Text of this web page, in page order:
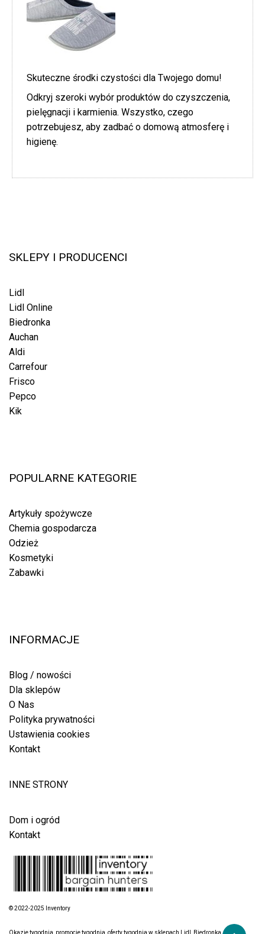
Skuteczne środki czystości dla Twojego domu!
Odkryj szeroki wybór produktów do czyszczenia,
pielęgnacji i karmienia. Wszystko, czego
potrzebujesz, aby zadbać o domową atmosferę i
higienę.
SKLEPY I PRODUCENCI
Lidl
Lidl Online
Biedronka
Auchan
Aldi
Carrefour
Frisco
Pepco
Kik
POPULARNE KATEGORIE
Artykuły spożywcze
Chemia gospodarcza
Odzież
Kosmetyki
Zabawki
INFORMACJE
Blog / nowości
Dla sklepów
O Nas
Polityka prywatności
Ustawienia cookies
Kontakt
INNE STRONY
Dom i ogród
Kontakt
© 2022-2025 Inventory
Okazje tygodnia, promocje tygodnia, oferty tygodnia w sklepach Lidl, Biedronka, Aldi,